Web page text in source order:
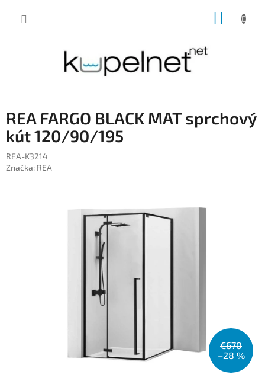
REA FARGO BLACK MAT sprchový
kút 120/90/195
REA-K3214
Značka: REA
€670
–28 %